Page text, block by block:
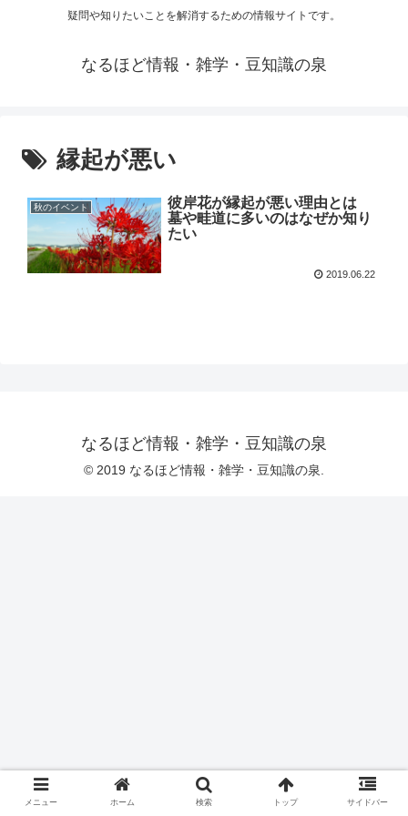
疑問や知りたいことを解消するための情報サイトです。
なるほど情報・雑学・豆知識の泉
縁起が悪い
秋のイベント
彼岸花が縁起が悪い理由とは
墓や畦道に多いのはなぜか知り
たい
2019.06.22
なるほど情報・雑学・豆知識の泉
© 2019 なるほど情報・雑学・豆知識の泉.
メニュー ホーム 検索 トップ サイドバー